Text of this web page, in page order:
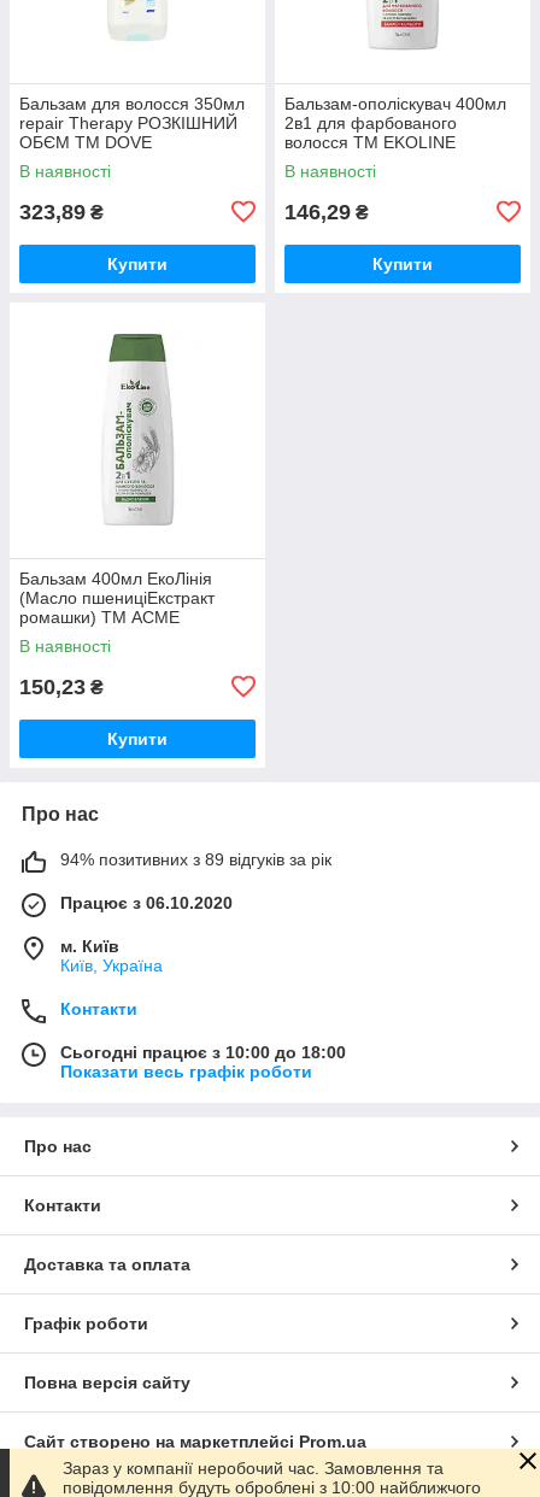
Бальзам для волосся 350мл
repair Therapy РОЗКІШНИЙ
ОБЄМ ТМ DOVE
В наявності
323,89 ₴
Купити
Бальзам-ополіскувач 400мл
2в1 для фарбованого
волосся ТМ EKOLINE
В наявності
146,29 ₴
Купити
Бальзам 400мл ЕкоЛінія
(Масло пшениціЕкстракт
ромашки) ТМ ACME
В наявності
150,23 ₴
Купити
Про нас
94% позитивних з 89 відгуків за рік
Працює з 06.10.2020
м. Київ
Київ, Україна
Контакти
Сьогодні працює з 10:00 до 18:00
Показати весь графік роботи
Про нас
Контакти
Доставка та оплата
Графік роботи
Повна версія сайту
Сайт створено на маркетплейсі Prom.ua
Зараз у компанії неробочий час. Замовлення та
повідомлення будуть оброблені з 10:00 найближчого